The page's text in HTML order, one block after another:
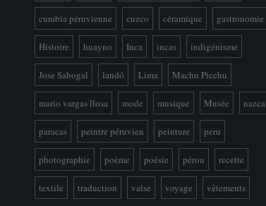
cumbia péruvienne cuzco céramique gastronomie
Histoire huayno Inca incas indigénisme
Jose Sabogal landó Lima Machu Picchu
mario vargas llosa mode musique Musée nazca
paracas peintre péruvien peinture peru
photographie poème poésie pérou recette
textile traduction valse voyage vêtements